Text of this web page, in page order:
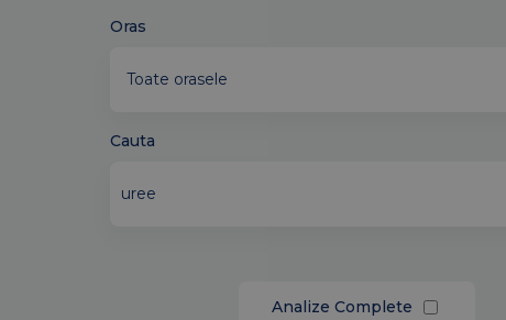
Oras
Cauta
Analize Complete